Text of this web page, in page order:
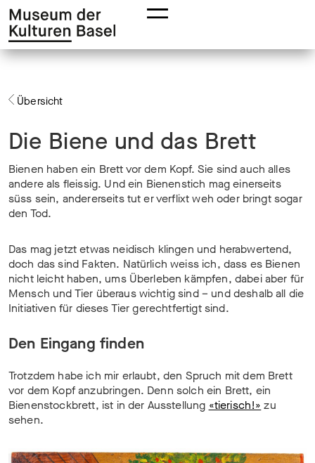
Zur
Hauptnavigation
springen
Zum
Hauptinhalt
springen
Übersicht
Die Biene und das Brett
Bienen haben ein Brett vor dem Kopf. Sie sind auch alles
andere als fleissig. Und ein Bienenstich mag einerseits
süss sein, andererseits tut er verflixt weh oder bringt sogar
den Tod.
Das mag jetzt etwas neidisch klingen und herabwertend,
doch das sind Fakten. Natürlich weiss ich, dass es Bienen
nicht leicht haben, ums Überleben kämpfen, dabei aber für
Mensch und Tier überaus wichtig sind – und deshalb all die
Initiativen für dieses Tier gerechtfertigt sind.
Den Eingang finden
Trotzdem habe ich mir erlaubt, den Spruch mit dem Brett
vor dem Kopf anzubringen. Denn solch ein Brett, ein
Bienenstockbrett, ist in der Ausstellung «tierisch!» zu
sehen.